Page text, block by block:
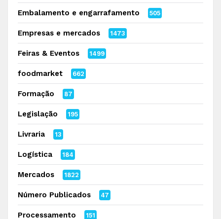
Embalamento e engarrafamento 505
Empresas e mercados 1473
Feiras & Eventos 1499
foodmarket 662
Formação 87
Legislação 195
Livraria 13
Logística 184
Mercados 1822
Número Publicados 47
Processamento 151